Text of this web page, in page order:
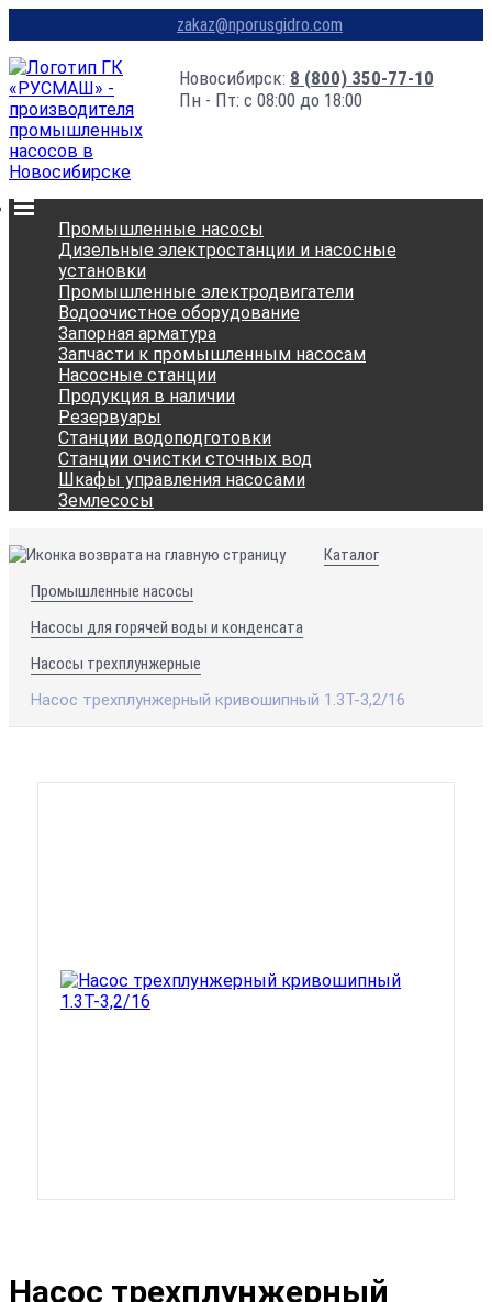
zakaz@nporusgidro.com
Новосибирск: 8 (800) 350-77-10
Пн - Пт: с 08:00 до 18:00
Промышленные насосы
Дизельные электростанции и насосные
установки
Промышленные электродвигатели
Водоочистное оборудование
Запорная арматура
Запчасти к промышленным насосам
Насосные станции
Продукция в наличии
Резервуары
Станции водоподготовки
Станции очистки сточных вод
Шкафы управления насосами
Землесосы
Каталог
Промышленные насосы
Насосы для горячей воды и конденсата
Насосы трехплунжерные
Насос трехплунжерный кривошипный 1.3T-3,2/16
Насос трехплунжерный